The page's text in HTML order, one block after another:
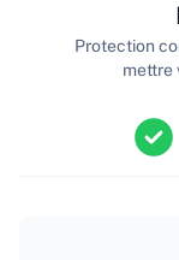
Protection
mettre